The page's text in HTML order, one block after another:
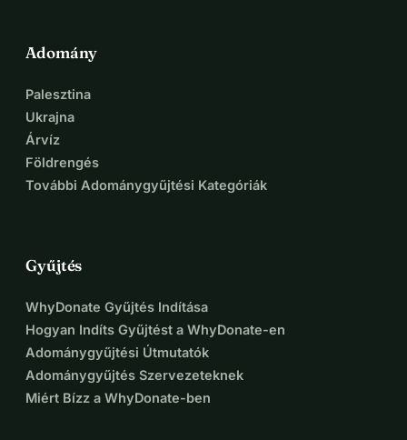
Adomány
Palesztina
Ukrajna
Árvíz
Földrengés
További Adománygyűjtési Kategóriák
Gyűjtés
WhyDonate Gyűjtés Indítása
Hogyan Indíts Gyűjtést a WhyDonate-en
Adománygyűjtési Útmutatók
Adománygyűjtés Szervezeteknek
Miért Bízz a WhyDonate-ben